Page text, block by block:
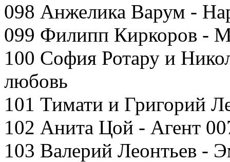
098 Анжелика Варум -
099 Филипп Киркоров -
100 София Ротару и
любовь
101 Тимати и Григорий
102 Анита Цой - Агент
103 Валерий Леонтьев -